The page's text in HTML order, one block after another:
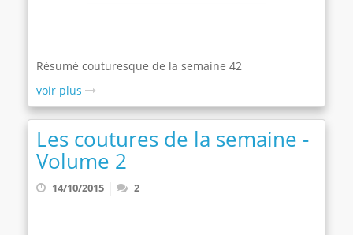
Résumé couturesque de la semaine 42
voir plus
Les coutures de la semaine -
Volume 2
14/10/2015 2